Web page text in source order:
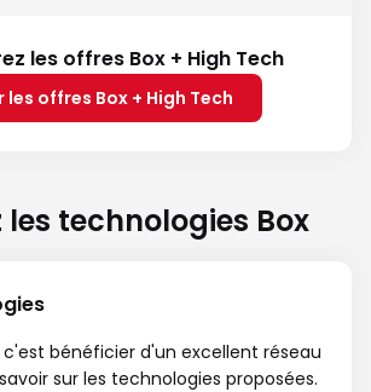
les offres Box + High Tech
les offres Box + High Tech
les technologies Box
c'est bénéficier d'un excellent réseau
sur les technologies proposées.